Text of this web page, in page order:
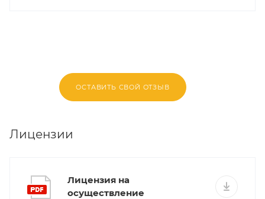
ОСТАВИТЬ СВОЙ ОТЗЫВ
Лицензии
Лицензия на
осуществление